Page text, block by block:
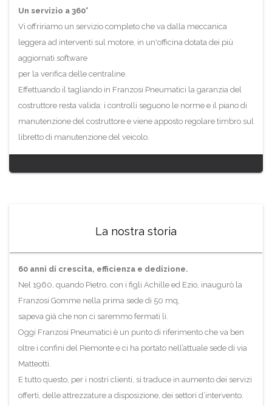
Un servizio a 360°
Vi offririamo un servizio completo che va dalla meccanica
leggera ad interventi sul motore, in un'officina dotata dei più
aggiornati software
per la verifica delle centraline.
Effettuando il tagliando in Franzosi Pneumatici la garanzia del
costruttore resta valida: i controlli seguono le norme e il piano di
manutenzione del costruttore e viene apposto regolare timbro sul
libretto di manutenzione del veicolo.
La nostra storia
60 anni di crescita, efficienza e dedizione.
Nel 1960, quando Pietro, con i figli Achille ed Ezio, inaugurò la
Franzosi Gomme nella prima sede di 50 mq,
sapeva già che non ci saremmo fermati lì.
Oggi Franzosi Pneumatici è un punto di riferimento che va ben
oltre i confini del Piemonte e ci ha portato nell’attuale sede di via
Matteotti.
E tutto questo, per i nostri clienti, si traduce in aumento dei servizi
offerti, delle attrezzature a disposizione, dei settori d’intervento.